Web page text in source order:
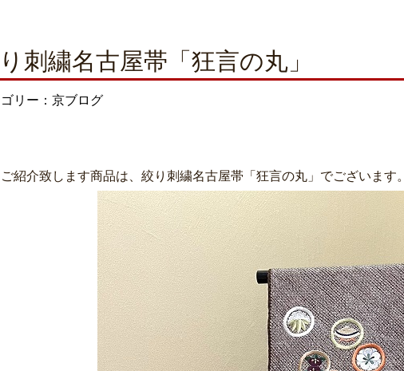
刺繍名古屋帯「狂言の丸」
リー：京ブログ
紹介致します商品は、絞り刺繍名古屋帯「狂言の丸」でございます。